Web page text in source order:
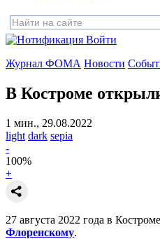
Войти
Журнал ФОМА Новости
В Костроме
1 мин., 29.08.2022
light dark sepia
-
100%
+
27 августа 2022 года в
Флоренскому.